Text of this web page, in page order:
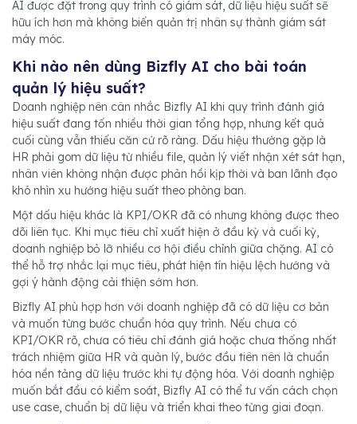
AI được đặt trong quy trình có giám sát, dữ liệu hiệu suất sẽ
hữu ích hơn mà không biến quản trị nhân sự thành giám sát
máy móc.
Khi nào nên dùng Bizfly AI cho bài toán
quản lý hiệu suất?
Doanh nghiệp nên cân nhắc Bizfly AI khi quy trình đánh giá
hiệu suất đang tốn nhiều thời gian tổng hợp, nhưng kết quả
cuối cùng vẫn thiếu căn cứ rõ ràng. Dấu hiệu thường gặp là
HR phải gom dữ liệu từ nhiều file, quản lý viết nhận xét sát hạn,
nhân viên không nhận được phản hồi kịp thời và ban lãnh đạo
khó nhìn xu hướng hiệu suất theo phòng ban.
Một dấu hiệu khác là KPI/OKR đã có nhưng không được theo
dõi liên tục. Khi mục tiêu chỉ xuất hiện ở đầu kỳ và cuối kỳ,
doanh nghiệp bỏ lỡ nhiều cơ hội điều chỉnh giữa chặng. AI có
thể hỗ trợ nhắc lại mục tiêu, phát hiện tín hiệu lệch hướng và
gợi ý hành động cải thiện sớm hơn.
Bizfly AI phù hợp hơn với doanh nghiệp đã có dữ liệu cơ bản
và muốn từng bước chuẩn hóa quy trình. Nếu chưa có
KPI/OKR rõ, chưa có tiêu chí đánh giá hoặc chưa thống nhất
trách nhiệm giữa HR và quản lý, bước đầu tiên nên là chuẩn
hóa nền tảng dữ liệu trước khi tự động hóa. Với doanh nghiệp
muốn bắt đầu có kiểm soát, Bizfly AI có thể tư vấn cách chọn
use case, chuẩn bị dữ liệu và triển khai theo từng giai đoạn.